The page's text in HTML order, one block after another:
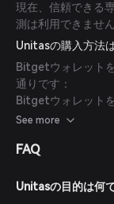
現在、信頼できる
測は利用できません
Unitasの購入方法
Bitgetウォレット
通りです：
Bitgetウォレット
はアプリストアか
アカウント作成：
ください。
See more
FAQ
Unitasの目的は何